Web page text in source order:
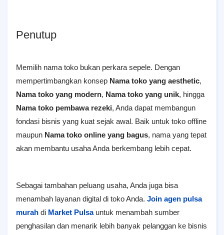
Penutup
Memilih nama toko bukan perkara sepele. Dengan
mempertimbangkan konsep Nama toko yang aesthetic,
Nama toko yang modern, Nama toko yang unik, hingga
Nama toko pembawa rezeki, Anda dapat membangun
fondasi bisnis yang kuat sejak awal. Baik untuk toko offline
maupun Nama toko online yang bagus, nama yang tepat
akan membantu usaha Anda berkembang lebih cepat.
Sebagai tambahan peluang usaha, Anda juga bisa
menambah layanan digital di toko Anda. Join agen pulsa
murah di Market Pulsauntuk menambah sumber
penghasilan dan menarik lebih banyak pelanggan ke bisnis